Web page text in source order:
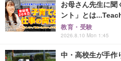
お母さん先生に聞
ント」とは
教育・受験
2026.8.10 Mon 1:45
中・高校生が手作